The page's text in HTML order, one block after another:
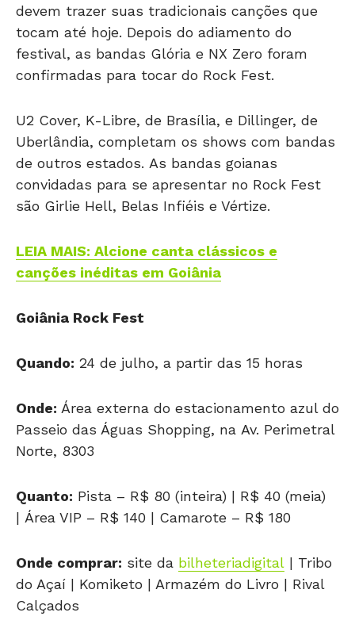
devem trazer suas tradicionais canções que
tocam até hoje. Depois do adiamento do
festival, as bandas Glória e NX Zero foram
confirmadas para tocar do Rock Fest.
U2 Cover, K-Libre, de Brasília, e Dillinger, de
Uberlândia, completam os shows com bandas
de outros estados. As bandas goianas
convidadas para se apresentar no Rock Fest
são Girlie Hell, Belas Infiéis e Vértize.
LEIA MAIS: Alcione canta clássicos e
canções inéditas em Goiânia
Goiânia Rock Fest
Quando: 24 de julho, a partir das 15 horas
Onde: Área externa do estacionamento azul do
Passeio das Águas Shopping, na Av. Perimetral
Norte, 8303
Quanto: Pista – R$ 80 (inteira) | R$ 40 (meia)
| Área VIP – R$ 140 | Camarote – R$ 180
Onde comprar: site da bilheteriadigital | Tribo
do Açaí | Komiketo | Armazém do Livro | Rival
Calçados